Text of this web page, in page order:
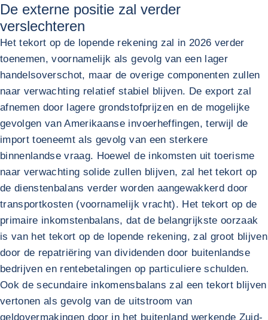
De externe positie zal verder
verslechteren
Het tekort op de lopende rekening zal in 2026 verder
toenemen, voornamelijk als gevolg van een lager
handelsoverschot, maar de overige componenten zullen
naar verwachting relatief stabiel blijven. De export zal
afnemen door lagere grondstofprijzen en de mogelijke
gevolgen van Amerikaanse invoerheffingen, terwijl de
import toeneemt als gevolg van een sterkere
binnenlandse vraag. Hoewel de inkomsten uit toerisme
naar verwachting solide zullen blijven, zal het tekort op
de dienstenbalans verder worden aangewakkerd door
transportkosten (voornamelijk vracht). Het tekort op de
primaire inkomstenbalans, dat de belangrijkste oorzaak
is van het tekort op de lopende rekening, zal groot blijven
door de repatriëring van dividenden door buitenlandse
bedrijven en rentebetalingen op particuliere schulden.
Ook de secundaire inkomensbalans zal een tekort blijven
vertonen als gevolg van de uitstroom van
geldovermakingen door in het buitenland werkende Zuid-